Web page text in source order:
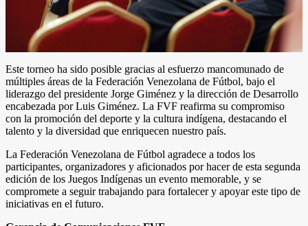
Este torneo ha sido posible gracias al esfuerzo mancomunado de
múltiples áreas de la Federación Venezolana de Fútbol, bajo el
liderazgo del presidente Jorge Giménez y la dirección de Desarrollo
encabezada por Luis Giménez. La FVF reafirma su compromiso
con la promoción del deporte y la cultura indígena, destacando el
talento y la diversidad que enriquecen nuestro país.
La Federación Venezolana de Fútbol agradece a todos los
participantes, organizadores y aficionados por hacer de esta segunda
edición de los Juegos Indígenas un evento memorable, y se
compromete a seguir trabajando para fortalecer y apoyar este tipo de
iniciativas en el futuro.